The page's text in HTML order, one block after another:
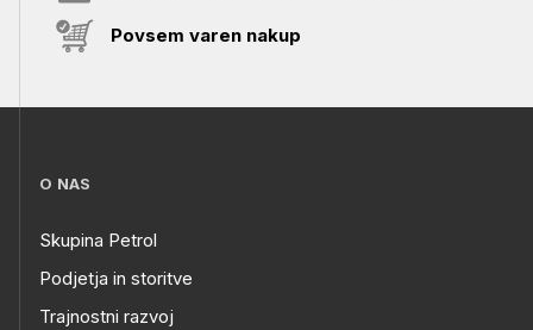
Povsem varen nakup
O NAS
Skupina Petrol
Podjetja in storitve
Trajnostni razvoj